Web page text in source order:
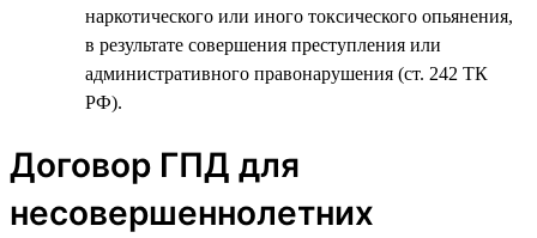
наркотического или иного токсического опьянения,
в результате совершения преступления или
административного правонарушения (ст. 242 ТК
РФ).
Договор ГПД для
несовершеннолетних